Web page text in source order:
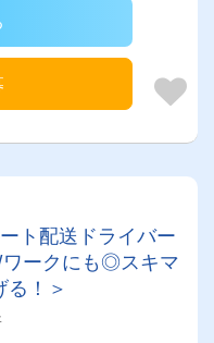
ト配送ドライバー
ワークにも◎スキマ
！＞